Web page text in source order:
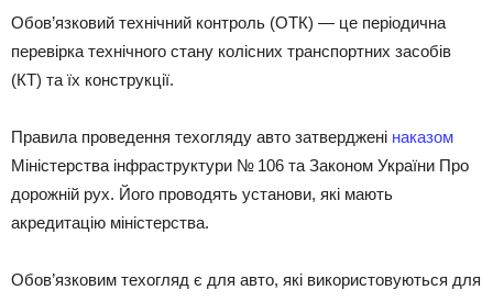
Обов’язковий технічний контроль (ОТК) — це періодична
перевірка технічного стану колісних транспортних засобів
(КТ) та їх конструкції.
Правила проведення техогляду авто затверджені наказом
Міністерства інфраструктури № 106 та Законом України Про
дорожній рух. Його проводять установи, які мають
акредитацію міністерства.
Обов’язковим техогляд є для авто, які використовуються для